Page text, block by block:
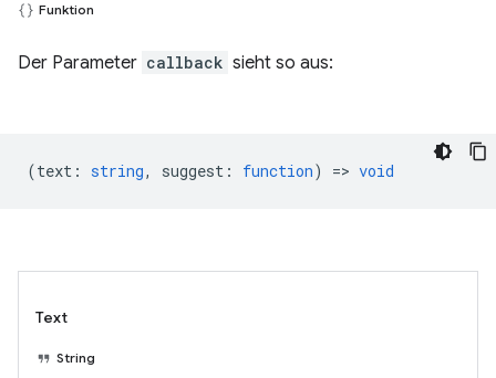
Funktion
Der Parameter callback sieht so aus:
(text : string, suggest : function) => void
Text
String